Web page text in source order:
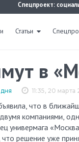
Спецпроект:
Статьи
в
11:35, 20 марта
компаниями,
универмага
решение уже